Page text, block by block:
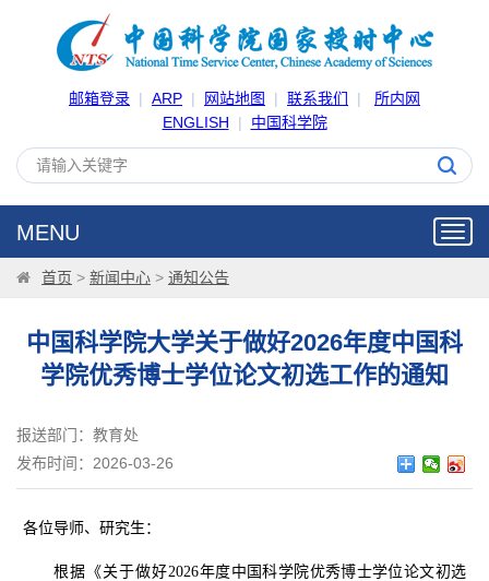
邮箱登录 | ARP | 网站地图 | 联系我们 | 所内网
ENGLISH | 中国科学院
MENU
首页 > 新闻中心 > 通知公告
中国科学院大学关于做好2026年度中国科
学院优秀博士学位论文初选工作的通知
报送部门：教育处
发布时间：2026-03-26
各位导师、研究生 ：
根据《关于做好2026年度中国科学院优秀博士学位论文初选